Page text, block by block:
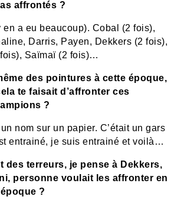
affrontés ?
en a eu beaucoup). Cobal (2 fois),
Darris, Payen, Dekkers (2 fois),
Saïmaï (2 fois)…
des pointures à cette époque,
te faisait d’affronter ces
?
nom sur un papier. C’était un gars
entrainé, je suis entrainé et voilà…
des terreurs, je pense à Dekkers,
personne voulait les affronter en
?